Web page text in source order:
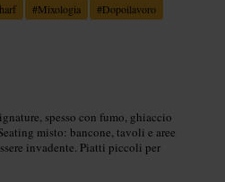
#Mixologia #Dopoilavoro
spesso con fumo, ghiaccio
misto: bancone, tavoli e aree
invadente. Piatti piccoli per